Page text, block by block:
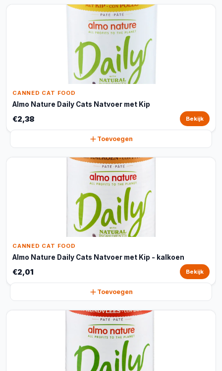
CANNED CAT FOOD
Almo Nature Daily Cats Natvoer met Kip
€2,38 Bekijk
Toevoegen
CANNED CAT FOOD
Almo Nature Daily Cats Natvoer met Kip - kalkoen
€2,01 Bekijk
Toevoegen